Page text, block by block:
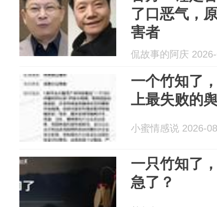
了口恶气，
害者
侃故事的阿庆
一个竹知了
上最失败的
小蜜情感说 2026-
一只竹知了
急了？